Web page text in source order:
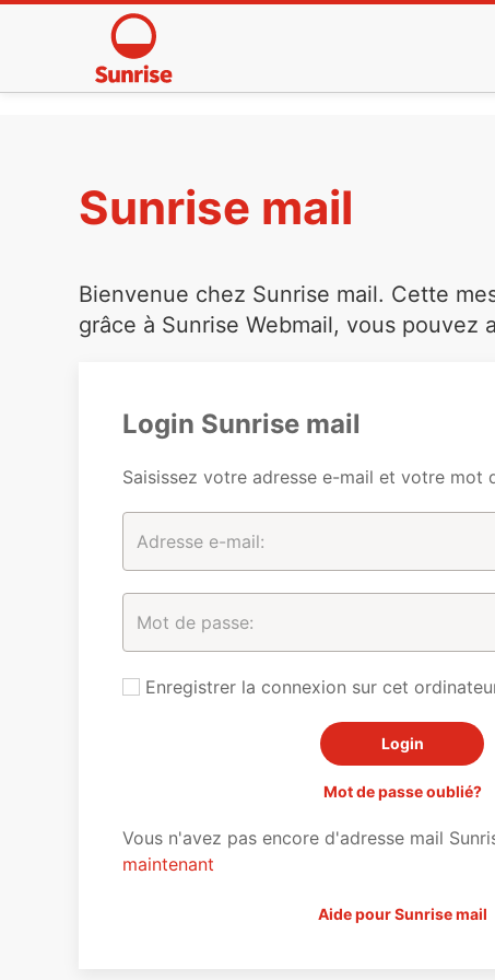
Sunrise mail
Bienvenue chez Sunrise mail. Cette
grâce à Sunrise Webmail, vous pouvez
Login Sunrise mail
Saisissez votre adresse e-mail et votre mot
Enregistrer la connexion sur cet
Mot de passe oublié?
Vous n'avez pas encore d'adresse mail
maintenant
Aide pour Sunrise mail